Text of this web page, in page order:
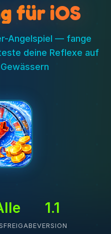
für iOS
Angelspiel — fange
deine Reflexe auf
1.1
VERSION